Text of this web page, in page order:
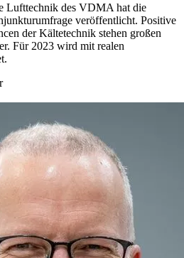
Lufttechnik des VDMA hat die
veröffentlicht. Positive
der Kältetechnik stehen großen
Für 2023 wird mit realen